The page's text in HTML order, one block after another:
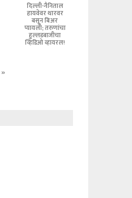
दिल्ली-नैनिताल
हायवेवर थारवर
बसून बिअर
प्यायली; तरुणांचा
हुल्लडबाजीचा
व्हिडिओ व्हायरल!
»